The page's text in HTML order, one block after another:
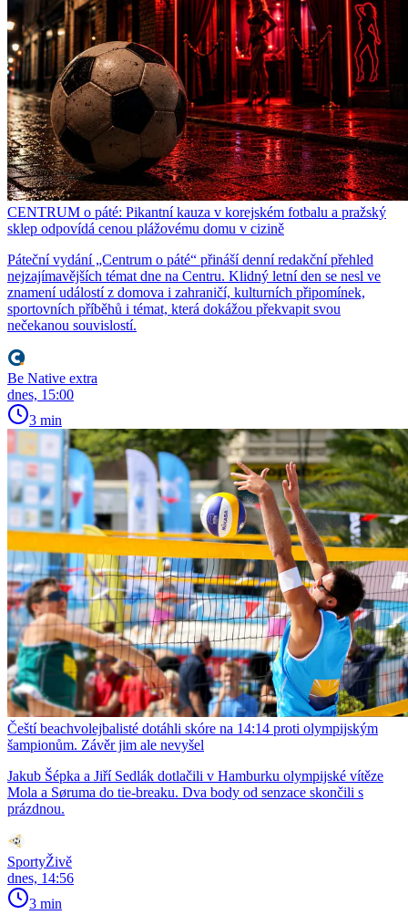
CENTRUM o páté: Pikantní kauza v korejském fotbalu a pražský
sklep odpovídá cenou plážovému domu v cizině
Páteční vydání „Centrum o páté“ přináší denní redakční přehled
nejzajímavějších témat dne na Centru. Klidný letní den se nesl ve
znamení událostí z domova i zahraničí, kulturních připomínek,
sportovních příběhů i témat, která dokážou překvapit svou
nečekanou souvislostí.
Be Native extra
dnes, 15:00
3 min
Čeští beachvolejbalisté dotáhli skóre na 14:14 proti olympijským
šampionům. Závěr jim ale nevyšel
Jakub Šépka a Jiří Sedlák dotlačili v Hamburku olympijské vítěze
Mola a Søruma do tie-breaku. Dva body od senzace skončili s
prázdnou.
SportyŽivě
dnes, 14:56
3 min